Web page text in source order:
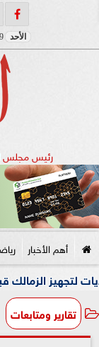
الأحد
رئيس مجلس
أهم الأخبار
تقارير ومتابعات